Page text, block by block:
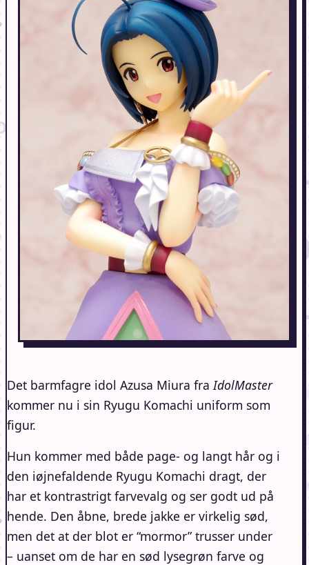
Det barmfagre idol Azusa Miura fraIdolMaster
kommer nu i sin Ryugu Komachi uniform som
figur.
Hun kommer med både page- og langt hår og i
den iøjnefaldende Ryugu Komachi dragt, der
har et kontrastrigt farvevalg og ser godt ud på
hende. Den åbne, brede jakke er virkelig sød,
men det at der blot er “mormor” trusser under
– uanset om de har en sød lysegrøn farve og